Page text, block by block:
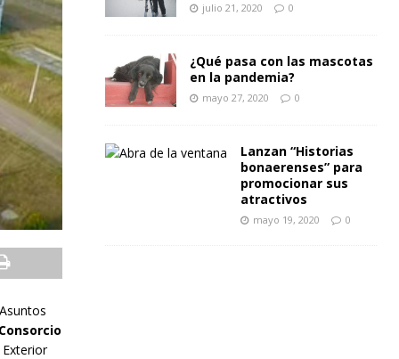
Consorcio
julio 21, 2020 0
¿Qué pasa con las mascotas
en la pandemia?
mayo 27, 2020 0
Lanzan “Historias
bonaerenses” para
promocionar sus
atractivos
mayo 19, 2020 0